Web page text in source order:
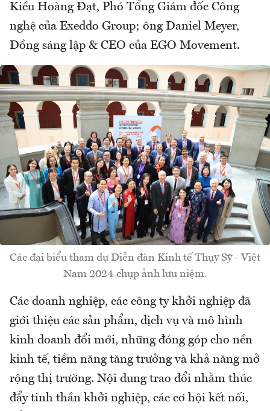
Kiều Hoàng Đạt, Phó Tổng Giám đốc Công
nghệ của Exeddo Group; ông Daniel Meyer,
Đồng sáng lập & CEO của EGO Movement.
Các đại biểu tham dự Diễn đàn Kinh tế Thụy Sỹ - Việt
Nam 2024 chụp ảnh lưu niệm.
Các doanh nghiệp, các công ty khởi nghiệp đã
giới thiệu các sản phẩm, dịch vụ và mô hình
kinh doanh đổi mới, những đóng góp cho nền
kinh tế, tiềm năng tăng trưởng và khả năng mở
rộng thị trường. Nội dung trao đổi nhằm thúc
đẩy tinh thần khởi nghiệp, các cơ hội kết nối,